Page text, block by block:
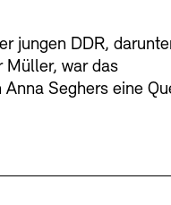
jungen DDR,
Müller, war das
Seghers eine